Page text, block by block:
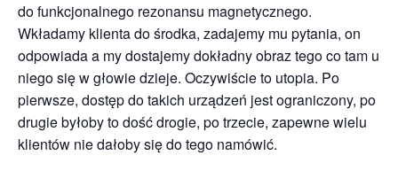
do funkcjonalnego rezonansu magnetycznego.
Wkładamy klienta do środka, zadajemy mu pytania, on
odpowiada a my dostajemy dokładny obraz tego co tam u
niego się w głowie dzieje. Oczywiście to utopia. Po
pierwsze, dostęp do takich urządzeń jest ograniczony, po
drugie byłoby to dość drogie, po trzecie, zapewne wielu
klientów nie dałoby się do tego namówić.